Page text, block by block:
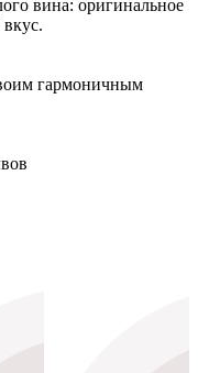
вина: оригинальное
гармоничным